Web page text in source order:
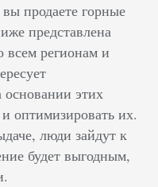
продаете горные
представлена
всем регионам и
этих
оптимизировать их.
люди зайдут к
будет выгодным,